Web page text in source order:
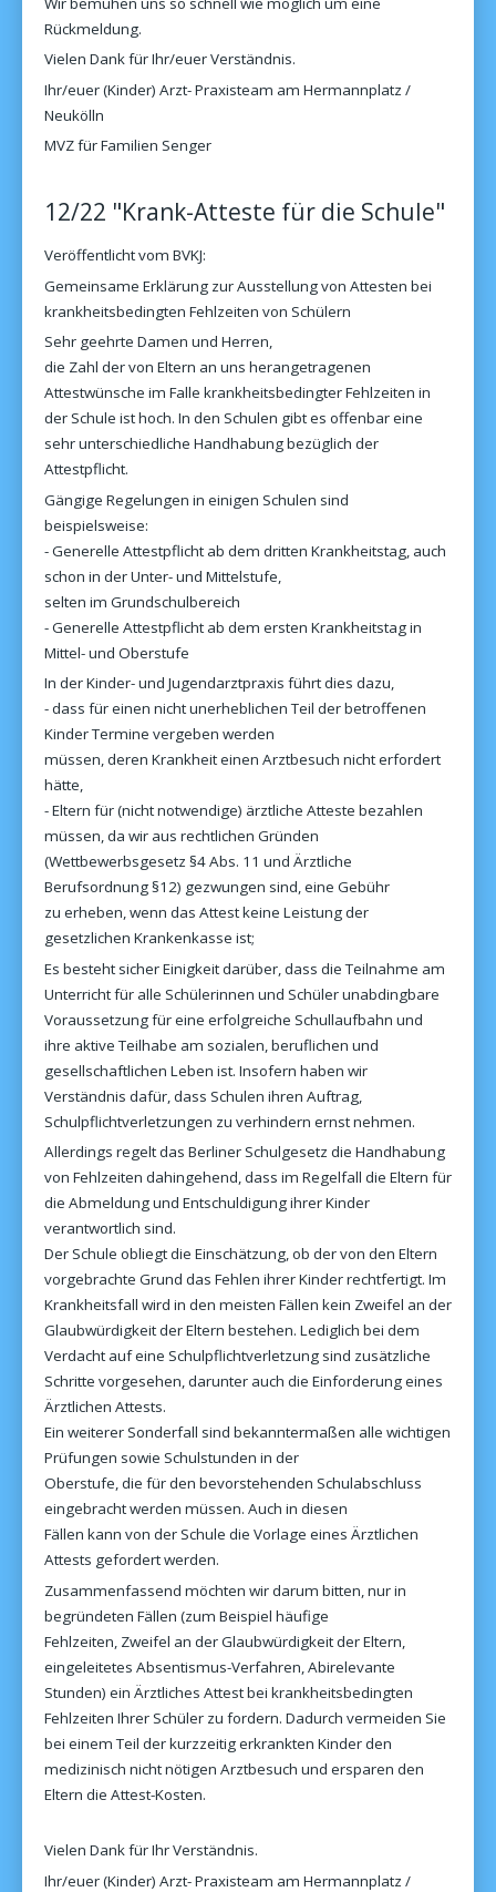
Rückmeldung.
Vielen Dank für Ihr/euer Verständnis.
Ihr/euer (Kinder) Arzt- Praxisteam am Hermannplatz /
Neukölln
MVZ für Familien Senger
12/22 "Krank-Atteste für die Schule"
Veröffentlicht vom BVKJ:
Gemeinsame Erklärung zur Ausstellung von Attesten bei
krankheitsbedingten Fehlzeiten von Schülern
Sehr geehrte Damen und Herren,
die Zahl der von Eltern an uns herangetragenen
Attestwünsche im Falle krankheitsbedingter Fehlzeiten in
der Schule ist hoch. In den Schulen gibt es offenbar eine
sehr unterschiedliche Handhabung bezüglich der
Attestpflicht.
Gängige Regelungen in einigen Schulen sind
beispielsweise:
- Generelle Attestpflicht ab dem dritten Krankheitstag, auch
schon in der Unter- und Mittelstufe,
selten im Grundschulbereich
- Generelle Attestpflicht ab dem ersten Krankheitstag in
Mittel- und Oberstufe
In der Kinder- und Jugendarztpraxis führt dies dazu,
- dass für einen nicht unerheblichen Teil der betroffenen
Kinder Termine vergeben werden
müssen, deren Krankheit einen Arztbesuch nicht erfordert
hätte,
- Eltern für (nicht notwendige) ärztliche Atteste bezahlen
müssen, da wir aus rechtlichen Gründen
(Wettbewerbsgesetz §4 Abs. 11 und Ärztliche
Berufsordnung §12) gezwungen sind, eine Gebühr
zu erheben, wenn das Attest keine Leistung der
gesetzlichen Krankenkasse ist;
Es besteht sicher Einigkeit darüber, dass die Teilnahme am
Unterricht für alle Schülerinnen und Schüler unabdingbare
Voraussetzung für eine erfolgreiche Schullaufbahn und
ihre aktive Teilhabe am sozialen, beruflichen und
gesellschaftlichen Leben ist. Insofern haben wir
Verständnis dafür, dass Schulen ihren Auftrag,
Schulpflichtverletzungen zu verhindern ernst nehmen.
Allerdings regelt das Berliner Schulgesetz die Handhabung
von Fehlzeiten dahingehend, dass im Regelfall die Eltern für
die Abmeldung und Entschuldigung ihrer Kinder
verantwortlich sind.
Der Schule obliegt die Einschätzung, ob der von den Eltern
vorgebrachte Grund das Fehlen ihrer Kinder rechtfertigt. Im
Krankheitsfall wird in den meisten Fällen kein Zweifel an der
Glaubwürdigkeit der Eltern bestehen. Lediglich bei dem
Verdacht auf eine Schulpflichtverletzung sind zusätzliche
Schritte vorgesehen, darunter auch die Einforderung eines
Ärztlichen Attests.
Ein weiterer Sonderfall sind bekanntermaßen alle wichtigen
Prüfungen sowie Schulstunden in der
Oberstufe, die für den bevorstehenden Schulabschluss
eingebracht werden müssen. Auch in diesen
Fällen kann von der Schule die Vorlage eines Ärztlichen
Attests gefordert werden.
Zusammenfassend möchten wir darum bitten, nur in
begründeten Fällen (zum Beispiel häufige
Fehlzeiten, Zweifel an der Glaubwürdigkeit der Eltern,
eingeleitetes Absentismus-Verfahren, Abirelevante
Stunden) ein Ärztliches Attest bei krankheitsbedingten
Fehlzeiten Ihrer Schüler zu fordern. Dadurch vermeiden Sie
bei einem Teil der kurzzeitig erkrankten Kinder den
medizinisch nicht nötigen Arztbesuch und ersparen den
Eltern die Attest-Kosten.
Vielen Dank für Ihr Verständnis.
Ihr/euer (Kinder) Arzt- Praxisteam am Hermannplatz /